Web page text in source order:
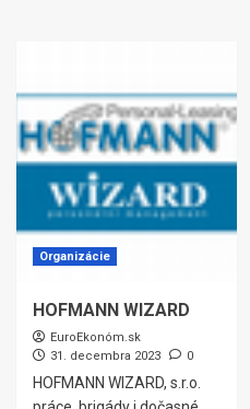
Organizácie
HOFMANN WIZARD
EuroEkonóm.sk
31. decembra 2023
0
HOFMANN WIZARD, s.r.o.